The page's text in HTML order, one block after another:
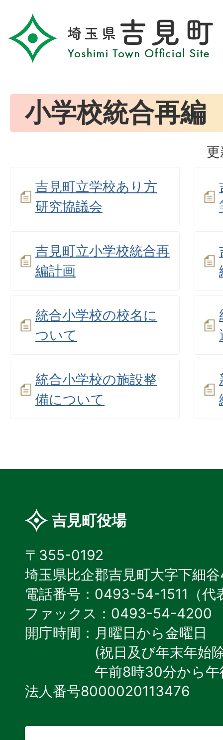
小学校統合再編
吉見町立学校あり方
研究協議会
吉見町立小学校統合再
編計画
統合小学校の校名に
ついて
統合小学校の施設整
備について
吉見町役場
〒355-0192
埼玉県比企郡吉見町大字下細谷
電話番号：0493-54-1511（代
ファックス：0493-54-4200
開庁時間：月曜日から金曜日
(祝日及び年末年始
午前8時30分から午
法人番号8000020113476